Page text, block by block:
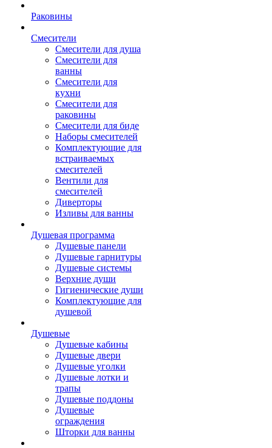
Раковины
Смесители
Смесители для душа
Смесители для
ванны
Смесители для
кухни
Смесители для
раковины
Смесители для биде
Наборы смесителей
Комплектующие для
встраиваемых
смесителей
Вентили для
смесителей
Диверторы
Изливы для ванны
Душевая программа
Душевые панели
Душевые гарнитуры
Душевые системы
Верхние души
Гигиенические души
Комплектующие для
душевой
Душевые
Душевые кабины
Душевые двери
Душевые уголки
Душевые лотки и
трапы
Душевые поддоны
Душевые
ограждения
Шторки для ванны